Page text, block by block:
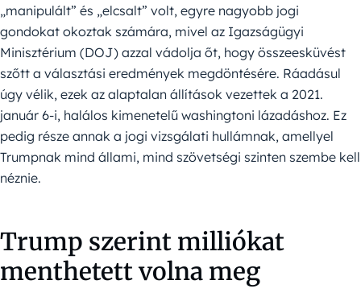
„manipulált” és „elcsalt” volt, egyre nagyobb jogi
gondokat okoztak számára, mivel az Igazságügyi
Minisztérium (DOJ) azzal vádolja őt, hogy összeesküvést
szőtt a választási eredmények megdöntésére. Ráadásul
úgy vélik, ezek az alaptalan állítások vezettek a 2021.
január 6-i, halálos kimenetelű washingtoni lázadáshoz. Ez
pedig része annak a jogi vizsgálati hullámnak, amellyel
Trumpnak mind állami, mind szövetségi szinten szembe kell
néznie.
Trump szerint milliókat
menthetett volna meg